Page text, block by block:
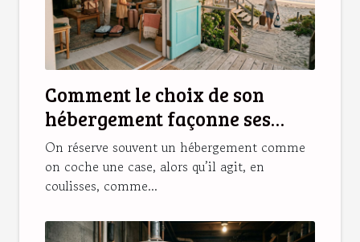
Comment le choix de son
hébergement façonne ses
souvenirs de vacances
On réserve souvent un hébergement comme
on coche une case, alors qu’il agit, en
coulisses, comme...